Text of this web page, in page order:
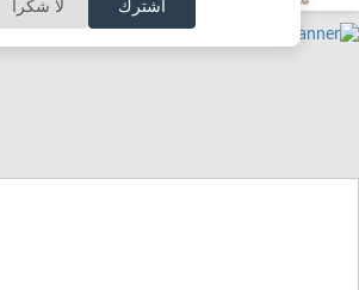
اشترك لا شكراً